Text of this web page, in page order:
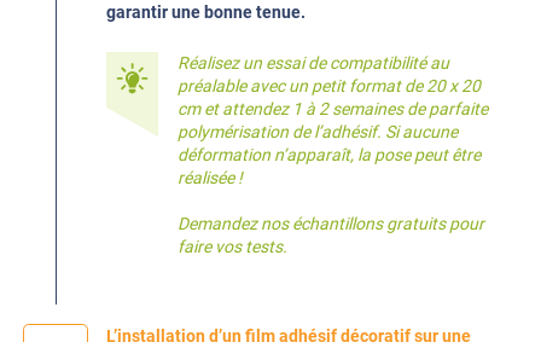
garantir une bonne tenue.
Réalisez un essai de compatibilité au
préalable avec un petit format de 20 x 20
cm et attendez 1 à 2 semaines de parfaite
polymérisation de l’adhésif. Si aucune
déformation n’apparaît, la pose peut être
réalisée !
Demandez noséchantillons gratuitspour
faire vos tests.
L’installation d’un film adhésif décoratif sur une